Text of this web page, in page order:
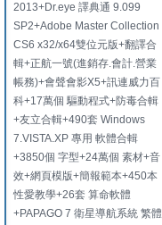
2013+Dr.eye 譯典通 9.099
SP2+Adobe Master Collection
CS6 x32/x64雙位元版+翻譯合
輯+正航一號(進銷存.會計.營業
帳務)+會聲會影X5+訊連威力百
科+17萬個 驅動程式+防毒合輯
+友立合輯+490套 Windows
7.VISTA.XP 專用 軟體合輯
+3850個 字型+24萬個 素材+音
效+網頁模版+簡報範本+450本
性愛教學+26套 算命軟體
+PAPAGO 7 衛星導航系統 繁體